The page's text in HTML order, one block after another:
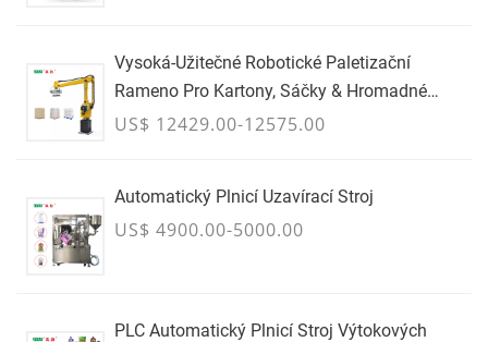
Vysoká-Užitečné Robotické Paletizační
Rameno Pro Kartony, Sáčky & Hromadné
Kontejnery - ČERVENEC
US$ 12429.00-12575.00
Automatický Plnicí Uzavírací Stroj
US$ 4900.00-5000.00
PLC Automatický Plnicí Stroj Výtokových